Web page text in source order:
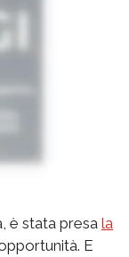
è stata presa la
E